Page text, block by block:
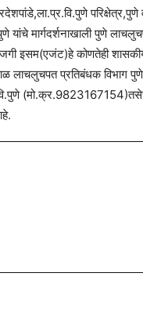
मार्गदर्शनाखाली पुणे
इसम(एजंट)हे कोणतेही
लाचलुचपत प्रतिबंधक विभाग